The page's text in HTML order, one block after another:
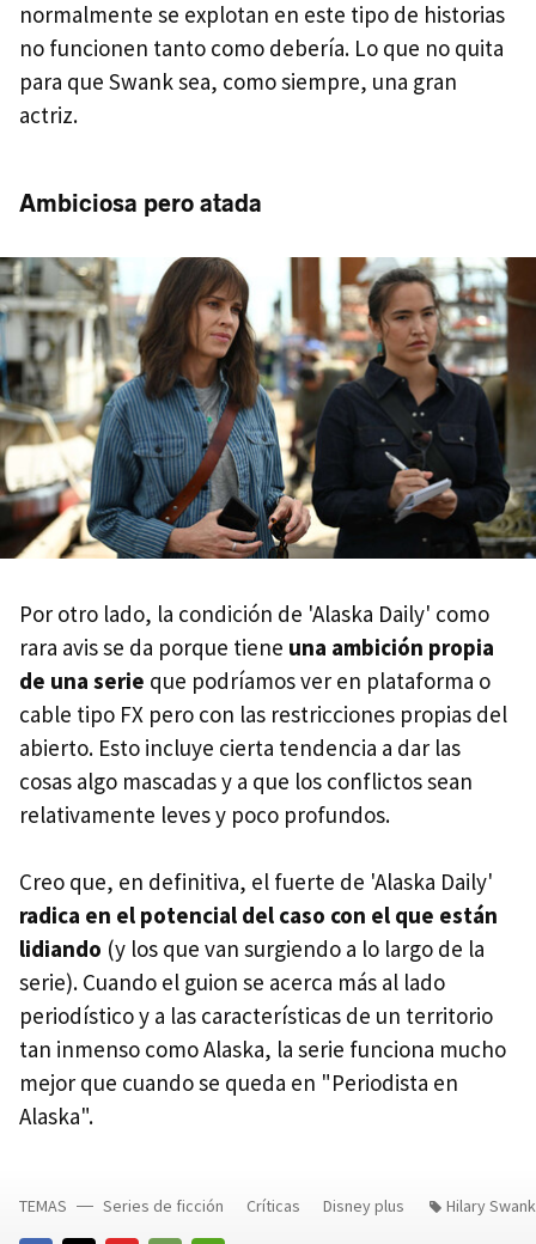
normalmente se explotan en este tipo de historias
no funcionen tanto como debería. Lo que no quita
para que Swank sea, como siempre, una gran
actriz.
Ambiciosa pero atada
Por otro lado, la condición de 'Alaska Daily' como
rara avis se da porque tiene una ambición propia
de una serie que podríamos ver en plataforma o
cable tipo FX pero con las restricciones propias del
abierto. Esto incluye cierta tendencia a dar las
cosas algo mascadas y a que los conflictos sean
relativamente leves y poco profundos.
Creo que, en definitiva, el fuerte de 'Alaska Daily'
radica en el potencial del caso con el que están
lidiando (y los que van surgiendo a lo largo de la
serie). Cuando el guion se acerca más al lado
periodístico y a las características de un territorio
tan inmenso como Alaska, la serie funciona mucho
mejor que cuando se queda en "Periodista en
Alaska".
TEMAS Series de ficción Críticas Disney plus Hilary Swank